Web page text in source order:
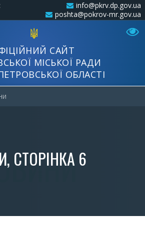
info@pkrv.dp.gov.ua
poshta@pokrov-mr.gov.ua
САЙТ
МІСЬКОЇ РАДИ
ОБЛАСТІ
СТОРІНКА 6